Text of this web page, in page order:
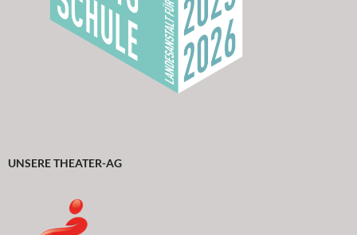
UNSERE THEATER-AG